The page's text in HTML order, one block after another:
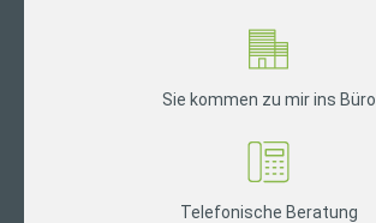
Sie kommen zu mir ins Büro
Telefonische Beratung